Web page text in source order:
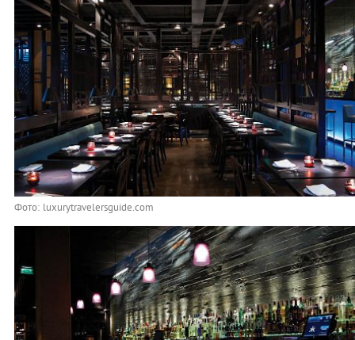
Фото: luxurytravelersguide.com